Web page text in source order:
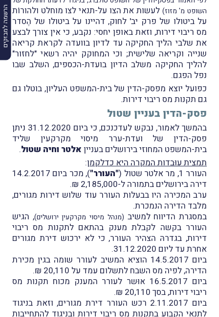
הרשמה למבזקים
השופט מ' מזוז) לעשות את הצו על-תנאי לצו מוחלט ולהורוֹת
על ביטולו של פרק יב' לחוק, דהיינו על ביטולו של הֶסדר
מס ריבוי דירות, וזאת באופן יחסי: נקבע, כי אין צורך לבצע
את שלבי הליך החקיקה עד לדיון בוועדה לקראת קריאה
שנייה וקריאה שלישית; וכי המחוקק יהיה רשאי "לחזור"
להליך החקיקה משלב הדיון בועדת-הכספים, השלב שבו
נפל הפגם.
כפועל יוצא מפסק-הדין של בית-המשפט העליון, בוטלו גם
גם תקנות מס ריבוי דירות.
פסק-הדין בעניין שטול
בהמשך לאמור, נבקש לעדכנכם, כי ביום 31.12.2020 ניתן
פסק-הדין של ועדת-ערר מיסוי מקרקעין שליד
בית-המשפט המחוזי בירושלים בעניין אלטר וחיה שטול.
תמצית עוּבדות המקרה היא כדלקמן:
העורר 1, מר אלטר שטול (
"העורר"
), מכר ביום 14.2.2017
דירה בירושלים בתמורה ל-2,185,000 ₪.
ערב המכירה היו בבעלות העורר עוד שלוש דירות מגורים,
מלבד הדירה הנמכרת.
במסגרת הדיווח למשיב (מנהל מיסוי מקרקעין ירושלים), הגיש
העורר בקשה לקבלת מענק בהתאם לתקנות מס ריבוי
דירות, בגדרהּ הצהיר העורר, כי לא ירכוש דירת מגורים
אחרת עד ליום 31.12.2020.
ביום 14.5.2017 הוציא המשיב לעורר שומה בגין מכירת
הדירה, לפיה מס השבח לתשלום עמד על 20,110 ₪.
ביום 16.5.2017 אוּשר לעורר המענק מכוח תקנות מס
ריבוי דירות, בסך 20,110 ₪.
ביום 2.11.2017 רכש העורר דירת מגורים, וזאת בניגוד
לתנאי הקבוע בתקנות מס ריבוי דירות ובניגוד להתחייבות